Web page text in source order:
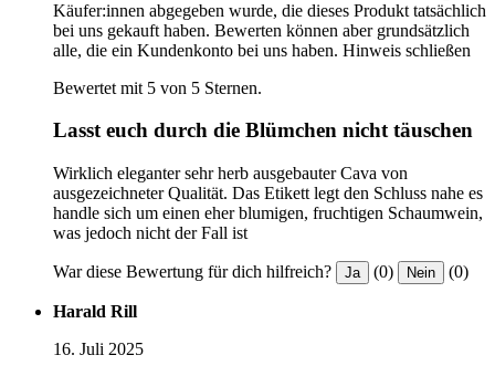
Käufer:innen abgegeben wurde, die dieses Produkt tatsächlich
bei uns gekauft haben. Bewerten können aber grundsätzlich
alle, die ein Kundenkonto bei uns haben. Hinweis schließen
Bewertet mit 5 von 5 Sternen.
Lasst euch durch die Blümchen nicht täuschen
Wirklich eleganter sehr herb ausgebauter Cava von
ausgezeichneter Qualität. Das Etikett legt den Schluss nahe es
handle sich um einen eher blumigen, fruchtigen Schaumwein,
was jedoch nicht der Fall ist
War diese Bewertung für dich hilfreich? Ja (0) Nein (0)
Harald Rill
16. Juli 2025